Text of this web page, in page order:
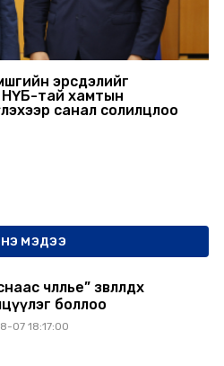
эрсдэлийг
НҮБ-тай хамтын
санал солилцлоо
МЭДЭЭ
чөлөөлье” зөвлөлдөх
боллоо
07 18:17:00